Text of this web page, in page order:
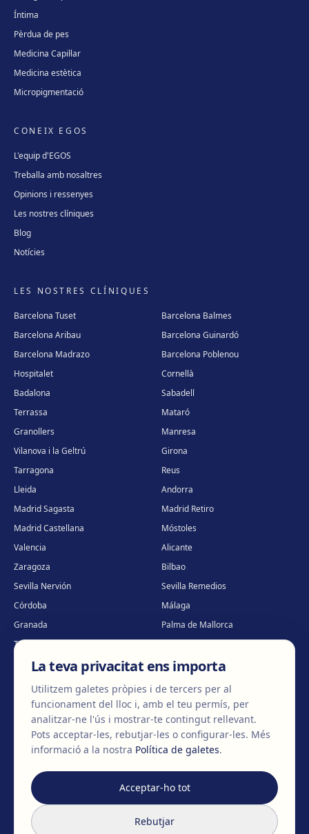
Íntima
Pèrdua de pes
Medicina Capil·lar
Medicina estètica
Micropigmentació
CONEIX EGOS
L'equip d'EGOS
Treballa amb nosaltres
Opinions i ressenyes
Les nostres clíniques
Blog
Notícies
LES NOSTRES CLÍNIQUES
Barcelona Tuset
Barcelona Balmes
Barcelona Aribau
Barcelona Guinardó
Barcelona Madrazo
Barcelona Poblenou
Hospitalet
Cornellà
Badalona
Sabadell
Terrassa
Mataró
Granollers
Manresa
Vilanova i la Geltrú
Girona
Tarragona
Reus
Lleida
Andorra
Madrid Sagasta
Madrid Retiro
Madrid Castellana
Móstoles
Valencia
Alicante
Zaragoza
Bilbao
Sevilla Nervión
Sevilla Remedios
Córdoba
Málaga
Granada
Palma de Mallorca
Tenerife
Portugal · Famalicão
Portugal · Guimarães
Clínica virtual*
* Atenció virtual
2026 Clínica EGOS — Cirugía plástica, estética y reparadora
Avís legalPolítica de cookiesPolítica de privacitat
La teva privacitat ens importa
Utilitzem galetes pròpies i de tercers per al
funcionament del lloc i, amb el teu permís, per
analitzar-ne l'ús i mostrar-te contingut rellevant.
Pots acceptar-les, rebutjar-les o configurar-les. Més
informació a la nostra Política de galetes.
Acceptar-ho tot
Rebutjar